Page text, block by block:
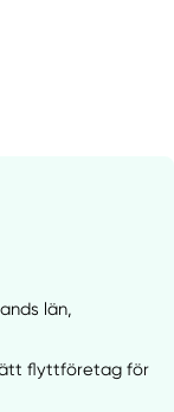
län,
flyttföretag för